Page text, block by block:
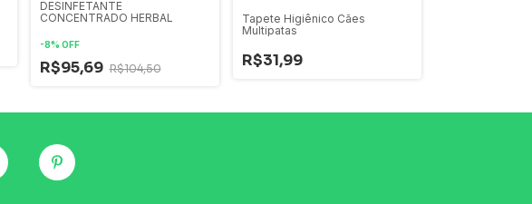
DESINFETANTE
CONCENTRADO HERBAL
-8% OFF
R$95,69 R$104,50
Tapete Higiênico Cães
Multipatas
R$31,99